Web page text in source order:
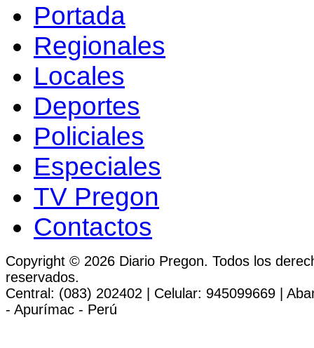
Portada
Regionales
Locales
Deportes
Policiales
Especiales
TV Pregon
Contactos
Copyright © 2026 Diario Pregon. Todos los
reservados.
Central: (083) 202402 | Celular: 945099669 |
- Apurímac - Perú